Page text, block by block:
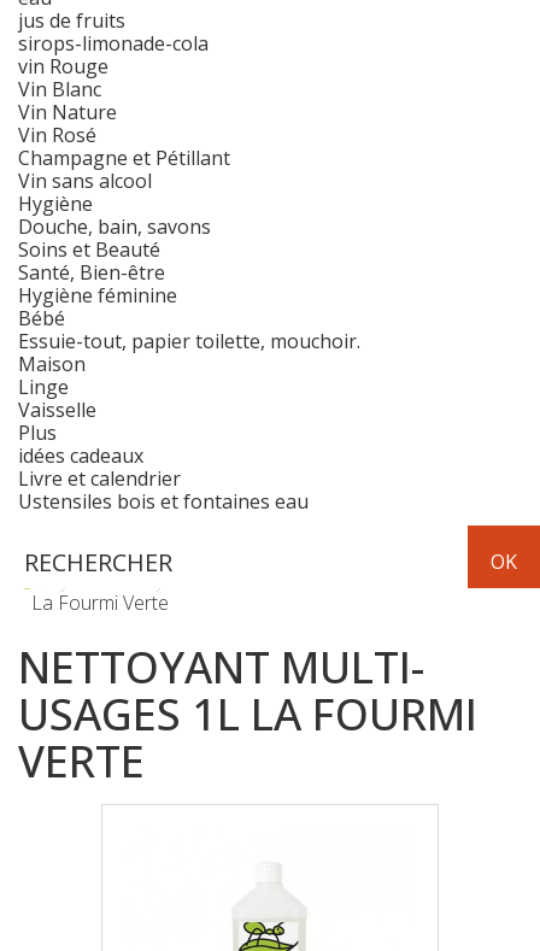
jus de fruits
sirops-limonade-cola
vin Rouge
Vin Blanc
Vin Nature
Vin Rosé
Champagne et Pétillant
Vin sans alcool
Hygiène
Douche, bain, savons
Soins et Beauté
Santé, Bien-être
Hygiène féminine
Bébé
Essuie-tout, papier toilette, mouchoir.
Maison
Linge
Vaisselle
Plus
idées cadeaux
Livre et calendrier
Ustensiles bois et fontaines eau
Hygiène
Nettoyant multi-usages 1L
La Fourmi Verte
NETTOYANT MULTI-
USAGES 1L LA FOURMI
VERTE